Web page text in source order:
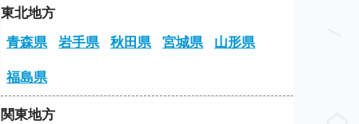
東北地方
青森県
岩手県 秋田県 宮城県 山形県
福島県
関東地方